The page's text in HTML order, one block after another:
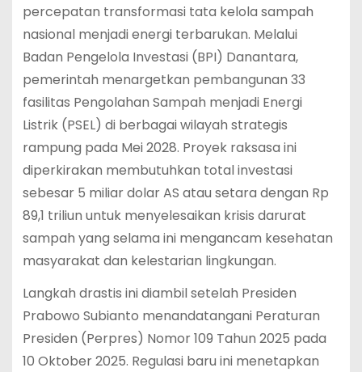
percepatan transformasi tata kelola sampah
nasional menjadi energi terbarukan. Melalui
Badan Pengelola Investasi (BPI) Danantara,
pemerintah menargetkan pembangunan 33
fasilitas Pengolahan Sampah menjadi Energi
Listrik (PSEL) di berbagai wilayah strategis
rampung pada Mei 2028. Proyek raksasa ini
diperkirakan membutuhkan total investasi
sebesar 5 miliar dolar AS atau setara dengan Rp
89,1 triliun untuk menyelesaikan krisis darurat
sampah yang selama ini mengancam kesehatan
masyarakat dan kelestarian lingkungan.
Langkah drastis ini diambil setelah Presiden
Prabowo Subianto menandatangani Peraturan
Presiden (Perpres) Nomor 109 Tahun 2025 pada
10 Oktober 2025. Regulasi baru ini menetapkan